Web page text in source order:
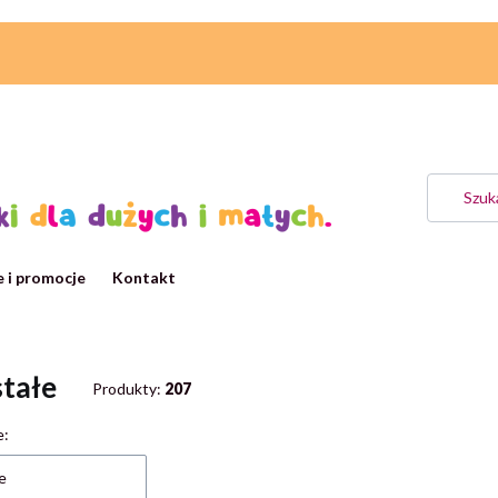
i promocje Kontakt
Produkty: 207